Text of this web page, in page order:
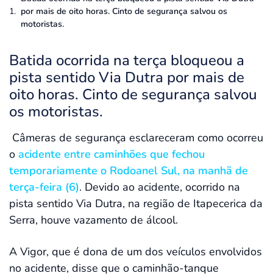
por mais de oito horas. Cinto de segurança salvou os
motoristas.
Batida ocorrida na terça bloqueou a
pista sentido Via Dutra por mais de
oito horas. Cinto de segurança salvou
os motoristas.
Câmeras de segurança esclareceram como ocorreu
o acidente entre caminhões que fechou
temporariamente o Rodoanel Sul, na manhã de
terça-feira (6). Devido ao acidente, ocorrido na
pista sentido Via Dutra, na região de Itapecerica da
Serra, houve vazamento de álcool.
A Vigor, que é dona de um dos veículos envolvidos
no acidente, disse que o caminhão-tanque